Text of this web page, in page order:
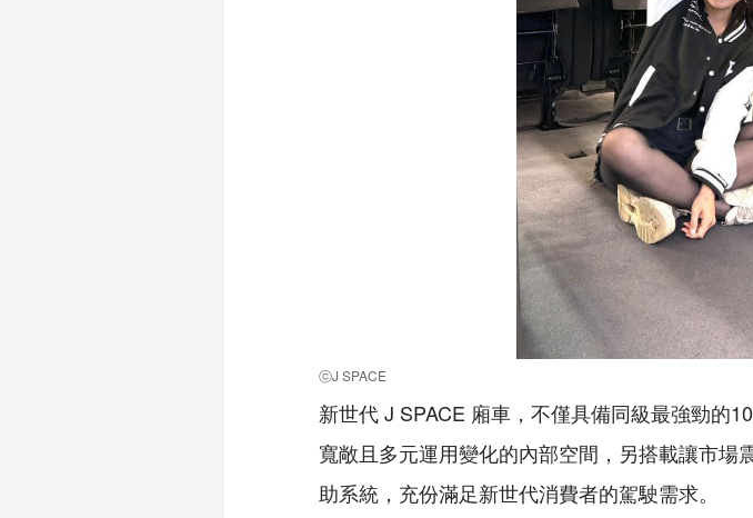
ⓒJ SPACE
新世代 J SPACE 廂車，不僅具備同級最強勁的
寬敞且多元運用變化的內部空間，另搭載讓市
助系統，充份滿足新世代消費者的駕駛需求。